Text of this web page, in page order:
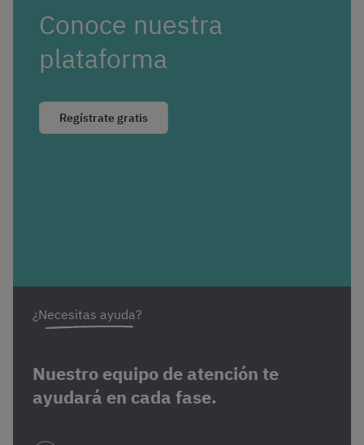
Conoce nuestra
plataforma
Regístrate gratis
¿Necesitas ayuda?
Nuestro equipo de atención te
ayudará en cada fase.